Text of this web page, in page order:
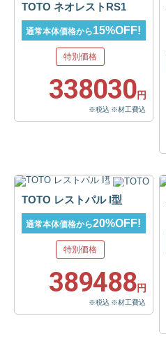
TOTO ネオレストRS1
通常本体価格から15%OFF!
特別価格
338030円
※税込 ※材工費込
TOTO レストパル I型
通常本体価格から20%OFF!
特別価格
389488円
※税込 ※材工費込